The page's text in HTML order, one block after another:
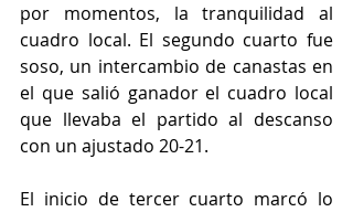
por momentos, la tranquilidad al
cuadro local. El segundo cuarto fue
soso, un intercambio de canastas en
el que salió ganador el cuadro local
que llevaba el partido al descanso
con un ajustado 20-21.
El inicio de tercer cuarto marcó lo